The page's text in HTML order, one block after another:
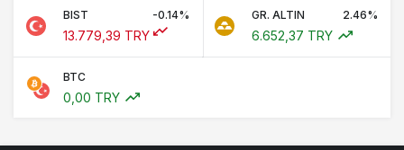
BIST -0.14%
13.779,39 TRY
GR. ALTIN 2.46%
6.652,37 TRY
BTC
0,00 TRY